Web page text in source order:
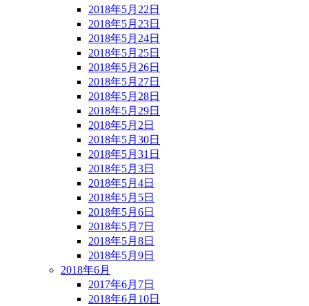
2018年5月22日
2018年5月23日
2018年5月24日
2018年5月25日
2018年5月26日
2018年5月27日
2018年5月28日
2018年5月29日
2018年5月2日
2018年5月30日
2018年5月31日
2018年5月3日
2018年5月4日
2018年5月5日
2018年5月6日
2018年5月7日
2018年5月8日
2018年5月9日
2018年6月
2017年6月7日
2018年6月10日